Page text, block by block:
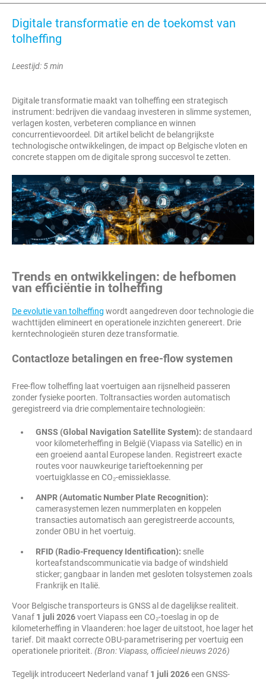
Digitale transformatie en de toekomst van
tolheffing
Leestijd: 5 min
Digitale transformatie maakt van tolheffing een strategisch
instrument: bedrijven die vandaag investeren in slimme systemen,
verlagen kosten, verbeteren compliance en winnen
concurrentievoordeel. Dit artikel belicht de belangrijkste
technologische ontwikkelingen, de impact op Belgische vloten en
concrete stappen om de digitale sprong succesvol te zetten.
Trends en ontwikkelingen: de hefbomen
van efficiëntie in tolheffing
De evolutie van tolheffing wordt aangedreven door technologie die
wachttijden elimineert en operationele inzichten genereert. Drie
kerntechnologieën sturen deze transformatie.
Contactloze betalingen en free-flow systemen
Free-flow tolheffing laat voertuigen aan rijsnelheid passeren
zonder fysieke poorten. Toltransacties worden automatisch
geregistreerd via drie complementaire technologieën:
GNSS (Global Navigation Satellite System): de standaard
voor kilometerheffing in België (Viapass via Satellic) en in
een groeiend aantal Europese landen. Registreert exacte
routes voor nauwkeurige tarieftoekenning per
voertuigklasse en CO₂-emissieklasse.
ANPR (Automatic Number Plate Recognition):
camerasystemen lezen nummerplaten en koppelen
transacties automatisch aan geregistreerde accounts,
zonder OBU in het voertuig.
RFID (Radio-Frequency Identification): snelle
korteafstandscommunicatie via badge of windshield
sticker; gangbaar in landen met gesloten tolsystemen zoals
Frankrijk en Italië.
Voor Belgische transporteurs is GNSS al de dagelijkse realiteit.
Vanaf 1 juli 2026voert Viapass een CO₂-toeslag in op de
kilometerheffing in Vlaanderen: hoe lager de uitstoot, hoe lager het
tarief. Dit maakt correcte OBU-parametrisering per voertuig een
operationele prioriteit. (Bron: Viapass, officieel nieuws 2026)
Tegelijk introduceert Nederland vanaf 1 juli 2026een GNSS-